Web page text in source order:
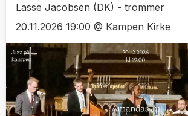
Lasse Jacobsen (DK) - trommer
20.11.2026 19:00 @ Kampen Kirke